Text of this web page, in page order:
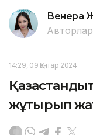
Венера
Авторлар
14:29, 09 Қаңтар 2024
жұқтырып